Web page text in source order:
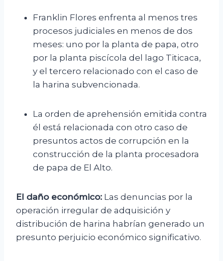
Franklin Flores enfrenta al menos tres
procesos judiciales en menos de dos
meses: uno por la planta de papa, otro
por la planta piscícola del lago Titicaca,
y el tercero relacionado con el caso de
la harina subvencionada.
La orden de aprehensión emitida contra
él está relacionada con otro caso de
presuntos actos de corrupción en la
construcción de la planta procesadora
de papa de El Alto.
El daño económico: Las denuncias por la
operación irregular de adquisición y
distribución de harina habrían generado un
presunto perjuicio económico significativo.